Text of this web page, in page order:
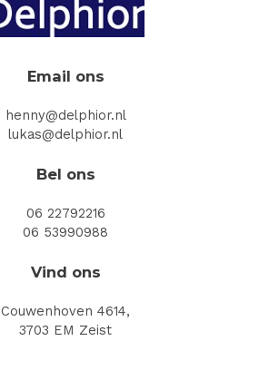
Email ons
henny@delphior.nl
lukas@delphior.nl
Bel ons
06 22792216
06 53990988
Vind ons
Couwenhoven 4614,
3703 EM Zeist